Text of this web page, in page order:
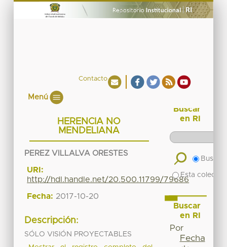
Contacto
Menú
HERENCIA NO
MENDELIANA
PEREZ VILLALVA ORESTES
URI:
http://hdl.handle.net/20.500.11799/79686
Fecha: 2017-10-20
Descripción:
SÓLO VISIÓN PROYECTABLES
Buscar
en RI
Buscar
Esta
Buscar
en RI
Por
Fecha